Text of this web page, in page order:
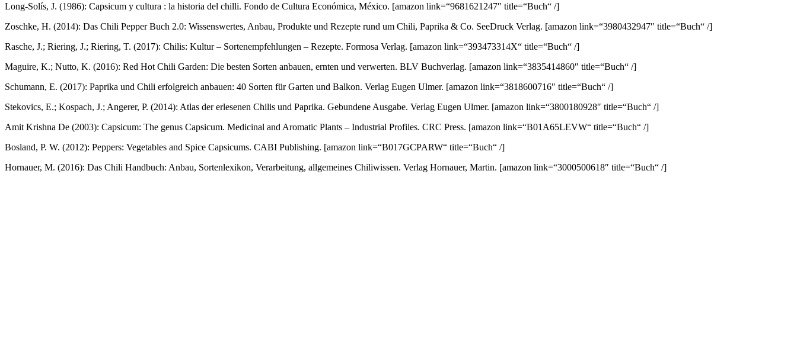
Long-Solís, J. (1986): Capsicum y cultura : la historia del chilli. Fondo de Cultura Económica, México. [amazon link=“9681621247″ title=“Buch“ /]
Zoschke, H. (2014): Das Chili Pepper Buch 2.0: Wissenswertes, Anbau, Produkte und Rezepte rund um Chili, Paprika & Co. SeeDruck Verlag. [amazon link=“3980432947″ title=“Buch“ /]
Rasche, J.; Riering, J.; Riering, T. (2017): Chilis: Kultur – Sortenempfehlungen – Rezepte. Formosa Verlag. [amazon link=“393473314X“ title=“Buch“ /]
Maguire, K.; Nutto, K. (2016): Red Hot Chili Garden: Die besten Sorten anbauen, ernten und verwerten. BLV Buchverlag. [amazon link=“3835414860″ title=“Buch“ /]
Schumann, E. (2017): Paprika und Chili erfolgreich anbauen: 40 Sorten für Garten und Balkon. Verlag Eugen Ulmer. [amazon link=“3818600716″ title=“Buch“ /]
Stekovics, E.; Kospach, J.; Angerer, P. (2014): Atlas der erlesenen Chilis und Paprika. Gebundene Ausgabe. Verlag Eugen Ulmer. [amazon link=“3800180928″ title=“Buch“ /]
Amit Krishna De (2003): Capsicum: The genus Capsicum. Medicinal and Aromatic Plants – Industrial Profiles. CRC Press. [amazon link=“B01A65LEVW“ title=“Buch“ /]
Bosland, P. W. (2012): Peppers: Vegetables and Spice Capsicums. CABI Publishing. [amazon link=“B017GCPARW“ title=“Buch“ /]
Hornauer, M. (2016): Das Chili Handbuch: Anbau, Sortenlexikon, Verarbeitung, allgemeines Chiliwissen. Verlag Hornauer, Martin. [amazon link=“3000500618″ title=“Buch“ /]